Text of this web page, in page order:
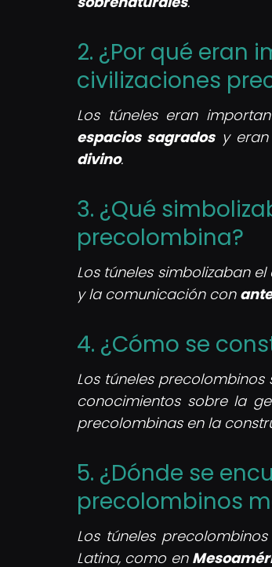
2. ¿Por qué eran
civilizaciones
Los túneles eran
espacios sagradosy eran
divino.
3. ¿Qué
precolombina?
Los túneles simbolizaban
y la comunicación con
4. ¿Cómo se
Los túneles
conocimientos sobre la
precolombinas en la
5. ¿Dónde se
precolombinos
Los túneles
Latina, como en